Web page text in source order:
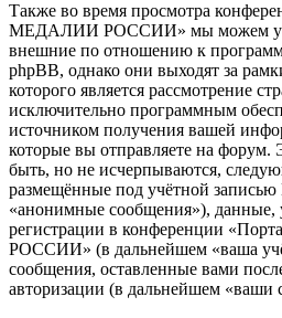
Также во время просмотра
МЕДАЛИИ РОССИИ» мы можем
внешние по отношению к
phpBB, однако они выходят за
которого является рассмотрение
исключительно программным
источником получения вашей
которые вы отправляете на
быть, но не исчерпываются,
размещённые под учётной записью
«анонимные сообщения»), данные,
регистрации в конференции
РОССИИ» (в дальнейшем «ваша
сообщения, оставленные вами
авторизации (в дальнейшем «ваши